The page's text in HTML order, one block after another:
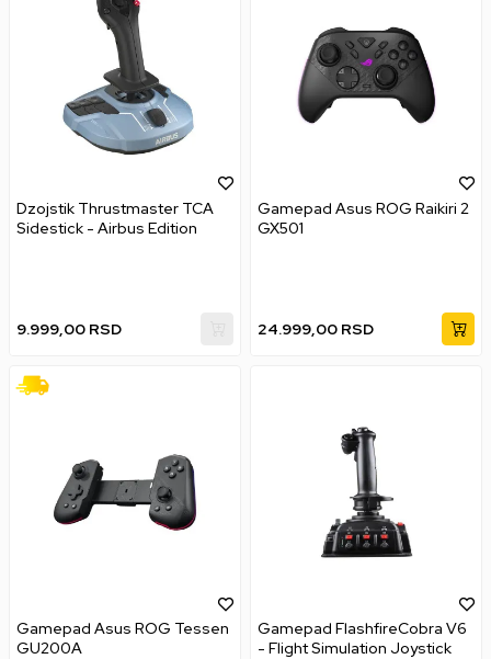
Dzojstik Thrustmaster TCA
Sidestick - Airbus Edition
9.999,00 RSD
Gamepad Asus ROG Raikiri 2
GX501
24.999,00 RSD
Gamepad Asus ROG Tessen
GU200A
Gamepad FlashfireCobra V6
- Flight Simulation Joystick